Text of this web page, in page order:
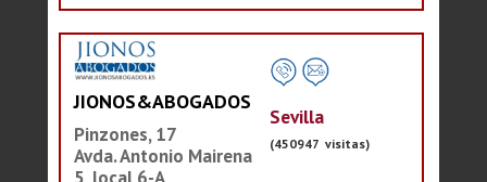
JIONOS&ABOGADOS
Pinzones, 17
Avda. Antonio Mairena
Sevilla
(450947 visitas)